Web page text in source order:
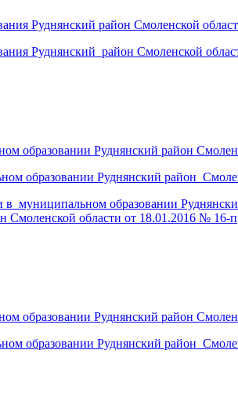
Руднянский район Смоленской
Руднянский район Смоленской
образовании Руднянский район
образовании Руднянский район
образовании
Смоленской области от 18.01.2016 № 16-п
образовании Руднянский район
образовании Руднянский район